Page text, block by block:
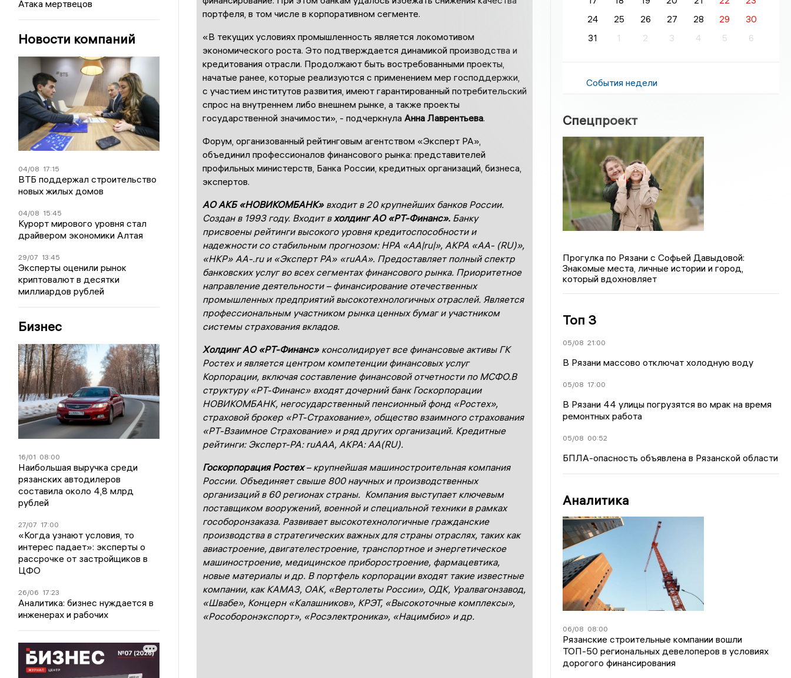
Атака мертвецов
Новости компаний
04/08 17:15
ВТБ поддержал строительство
новых жилых домов
04/08 15:45
Курорт мирового уровня стал
драйвером экономики Алтая
29/07 13:45
Эксперты оценили рынок
криптовалют в десятки
миллиардов рублей
Бизнес
16/01 08:00
Наибольшая выручка среди
рязанских автодилеров
составила около 4,8 млрд
рублей
27/07 17:00
«Когда узнают условия, то
интерес падает»: эксперты о
рассрочке от застройщиков в
ЦФО
26/06 17:23
Аналитика: бизнес нуждается в
инженерах и рабочих
портфеля, в том числе в корпоративном сегменте.
«В текущих условиях промышленность является локомотивом
экономического роста. Это подтверждается динамикой производства и
кредитования отрасли. Продолжают быть востребованными проекты,
начатые ранее, которые реализуются с применением мер господдержки,
с участием институтов развития, имеют гарантированный потребительский
спрос на внутреннем либо внешнем рынке, а также проекты
государственной значимости», - подчеркнула Анна Лаврентьева.
Форум, организованный рейтинговым агентством «Эксперт РА»,
объединил профессионалов финансового рынка: представителей
профильных министерств, Банка России, кредитных организаций, бизнеса,
экспертов.
АО АКБ «НОВИКОМБАНК»входит в 20 крупнейших банков России.
Создан в 1993 году. Входит вхолдинг АО «РТ-Финанс».Банку
присвоены рейтинги высокого уровня кредитоспособности и
надежности со стабильным прогнозом: НРА «АА|ru|», АКРА «АА- (RU)»,
«НКР» АА-.ru и «Эксперт РА» «ruАА». Предоставляет полный спектр
банковских услуг во всех сегментах финансового рынка. Приоритетное
направление деятельности – финансирование отечественных
промышленных предприятий высокотехнологичных отраслей. Является
профессиональным участником рынка ценных бумаг и участником
системы страхования вкладов.
Холдинг АО «РТ-Финанс»консолидирует все финансовые активы ГК
Ростех и является центром компетенции финансовых услуг
Корпорации, включая составление финансовой отчетности по МСФО.В
структуру «РТ-Финанс» входят дочерний банк Госкорпорации
НОВИКОМБАНК, негосударственный пенсионный фонд «Ростех»,
страховой брокер «РТ-Страхование», общество взаимного страхования
«РТ-Взаимное Страхование» и ряд других организаций. Кредитные
рейтинги: Эксперт-РА: ruAAA, АКРА: AA(RU).
Госкорпорация Ростех– крупнейшая машиностроительная компания
России. Объединяет свыше 800 научных и производственных
организаций в 60 регионах страны. Компания выступает ключевым
поставщиком вооружений, военной и специальной техники в рамках
гособоронзаказа. Развивает высокотехнологичные гражданские
производства в стратегических важных для страны отраслях, таких как
авиастроение, двигателестроение, транспортное и энергетическое
машиностроение, медицинское приборостроение, фармацевтика,
новые материалы и др. В портфель корпорации входят такие известные
компании, как КАМАЗ, ОАК, «Вертолеты России», ОДК, Уралвагонзавод,
«Швабе», Концерн «Калашников», КРЭТ, «Высокоточные комплексы»,
«Рособоронэкспорт», «Росэлектроника», «Нацимбио» и др.
24
25 26 27 28 29
30
31
1 2 3 4 5 6
События недели
Спецпроект
Прогулка по Рязани с Софьей Давыдовой:
Знакомые места, личные истории и город,
который вдохновляет
Топ 3
05/08 21:00
В Рязани массово отключат холодную воду
05/08 17:00
В Рязани 44 улицы погрузятся во мрак на время
ремонтных работа
05/08 00:52
БПЛА-опасность объявлена в Рязанской области
Аналитика
06/08 08:00
Рязанские строительные компании вошли
ТОП-50 региональных девелоперов в условиях
дорогого финансирования